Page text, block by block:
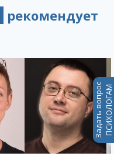
рекомендует
Задать вопросПСИХОЛОГАМ